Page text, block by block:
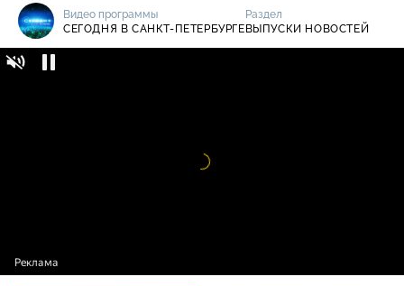
Видео программы
СЕГОДНЯ В САНКТ-ПЕТЕРБУРГЕ
Раздел
ВЫПУСКИ НОВОСТЕЙ
Видео
проигрыватель